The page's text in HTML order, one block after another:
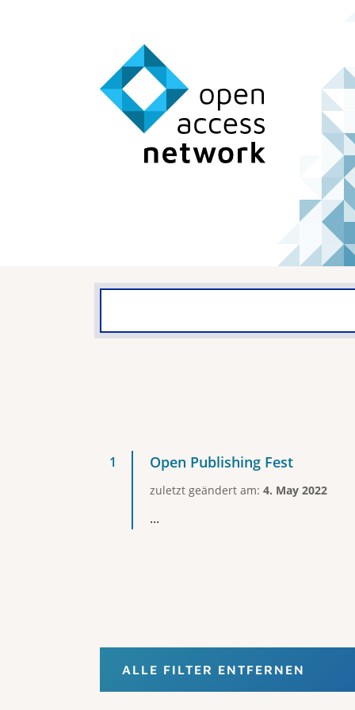
Open Publishing Fest
zuletzt geändert am: 4. May 2022
...
ALLE FILTER ENTFERNEN